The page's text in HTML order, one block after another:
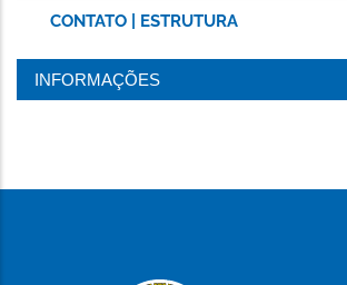
CONTATO | ESTRUTURA
INFORMAÇÕES